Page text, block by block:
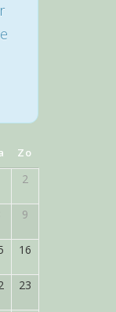
Zo
2
9
16
23